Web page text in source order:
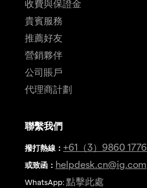
收費與保證金
貴賓服務
推薦好友
營銷夥伴
公司賬戶
代理商計劃
聯繫我們
撥打熱線 ： +61（3）9860 1776
或致函： helpdesk.cn@ig.com
WhatsApp: 點擊此處